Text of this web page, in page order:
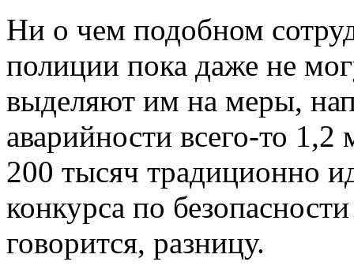
Ни о чем подобном
полиции пока даже не
выделяют им на меры,
аварийности всего-то
200 тысяч традиционно
конкурса по
говорится, разницу.